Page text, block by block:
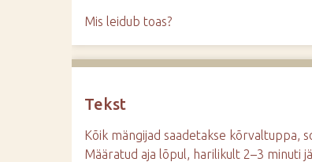
Mis leidub toas?
Tekst
Kõik mängijad saadetakse kõrvaltuppa,
Määratud aja lõpul, harilikult 2–3 minuti